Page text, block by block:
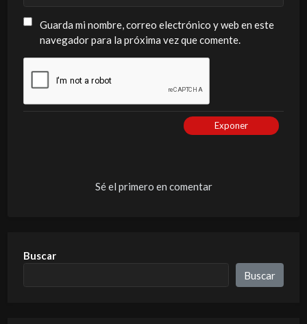
Guarda mi nombre, correo electrónico y web en este
navegador para la próxima vez que comente.
Exponer
Sé el primero en comentar
Buscar
Buscar